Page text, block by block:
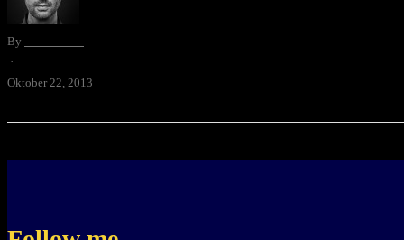
By
·
Oktober 22, 2013